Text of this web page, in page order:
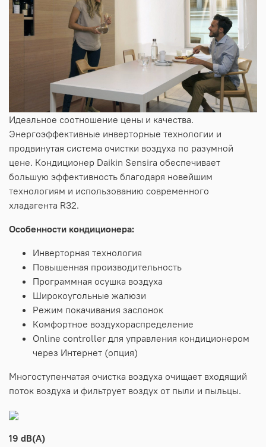
Идеальное соотношение цены и качества.
Энергоэффективные инверторные технологии и
продвинутая система очистки воздуха по разумной
цене. Кондиционер Daikin Sensira обеспечивает
большую эффективность благодаря новейшим
технологиям и использованию современного
хладагента R32.
Особенности кондиционера:
Инверторная технология
Повышенная производительность
Программная осушка воздуха
Широкоугольные жалюзи
Режим покачивания заслонок
Комфортное воздухораспределение
Online controller для управления кондиционером
через Интернет (опция)
Многоступенчатая очистка воздуха очищает входящий
поток воздуха и фильтрует воздух от пыли и пыльцы.
19 dB(A)